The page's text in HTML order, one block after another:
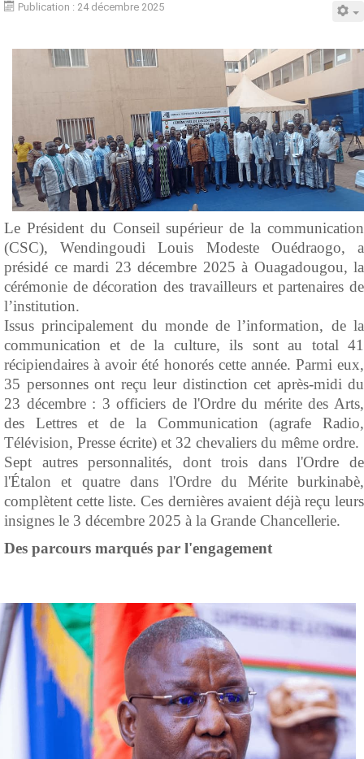
Publication : 24 décembre 2025
Le Président du Conseil supérieur de la communication
(CSC), Wendingoudi Louis Modeste Ouédraogo, a
présidé ce mardi 23 décembre 2025 à Ouagadougou, la
cérémonie de décoration des travailleurs et partenaires de
l’institution.
Issus principalement du monde de l’information, de la
communication et de la culture, ils sont au total 41
récipiendaires à avoir été honorés cette année. Parmi eux,
35 personnes ont reçu leur distinction cet après-midi du
23 décembre : 3 officiers de l'Ordre du mérite des Arts,
des Lettres et de la Communication (agrafe Radio,
Télévision, Presse écrite) et 32 chevaliers du même ordre.
Sept autres personnalités, dont trois dans l'Ordre de
l'Étalon et quatre dans l'Ordre du Mérite burkinabè,
complètent cette liste. Ces dernières avaient déjà reçu leurs
insignes le 3 décembre 2025 à la Grande Chancellerie.
Des parcours marqués par l'engagement